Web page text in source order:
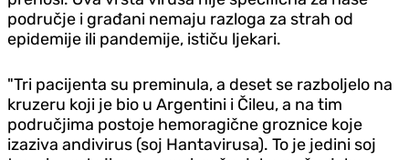
područje i građani nemaju razloga za strah od
epidemije ili pandemije, ističu ljekari.
"Tri pacijenta su preminula, a deset se razboljelo na
kruzeru koji je bio u Argentini i Čileu, a na tim
područjima postoje hemoragične groznice koje
izaziva andivirus (soj Hantavirusa). To je jedini soj